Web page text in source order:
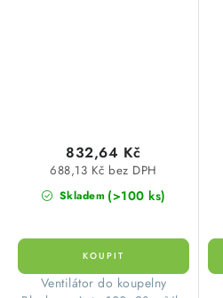
Skladem (>100 ks)
688,13 Kč bez DPH
832,64 Kč
Ventilátor do koupelny